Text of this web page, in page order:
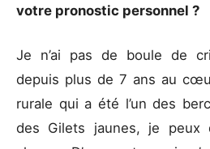
votre pronostic personnel ?
Je n’ai pas de boule de
depuis plus de 7 ans au
rurale qui a été l’un des
des Gilets jaunes, je peux